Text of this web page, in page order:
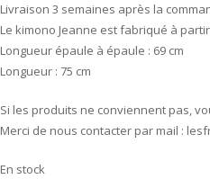
Livraison 3 semaines après la
Le kimono Jeanne est fabriqué à
Longueur épaule à épaule : 69 cm
Longueur : 75 cm
Si les produits ne conviennent pas,
Merci de nous contacter par mail :
En stock